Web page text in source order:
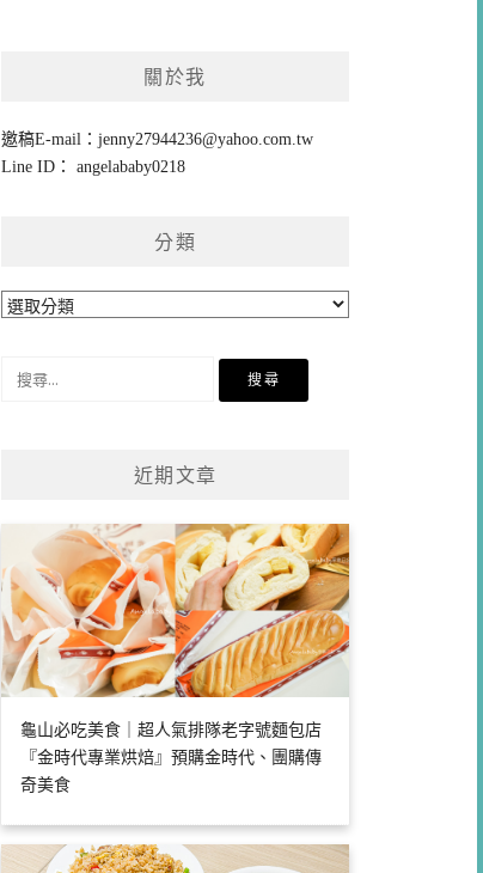
關於我
邀稿E-mail：jenny27944236@yahoo.com.tw
Line ID： angelababy0218
分類
分
近期文章
龜山必吃美食｜超人氣排隊老字號麵包店
『金時代專業烘焙』預購金時代、團購傳
奇美食